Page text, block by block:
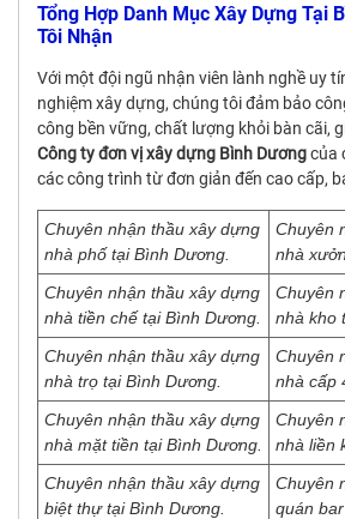
Tổng Hợp Danh Mục Xây Dựng Tại
Tôi Nhận
Với một đội ngũ nhận viên lành nghề uy
nghiệm xây dựng, chúng tôi đảm bảo
công bền vững, chất lượng khỏi bàn cãi,
Công ty đơn vị xây dựng Bình Dươngcủa
các công trình từ đơn giản đến cao cấp,
Chuyên nhận thầu xây dựng
nhà phố tại Bình Dương.
Chuyên
nhà
Chuyên nhận thầu xây dựng
nhà tiền chế tại Bình Dương.
Chuyên
nhà kho
Chuyên nhận thầu xây dựng
nhà trọ tại Bình Dương.
Chuyên
nhà cấp
Chuyên nhận thầu xây dựng
nhà mặt tiền tại Bình Dương.
Chuyên
nhà liền
Chuyên nhận thầu xây dựng
biệt thự tại Bình Dương.
Chuyên
quán